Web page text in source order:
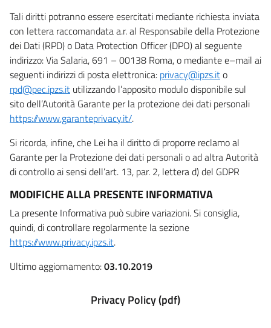
Tali diritti potranno essere esercitati mediante richiesta inviata
con lettera raccomandata a.r. al Responsabile della Protezione
dei Dati (RPD) o Data Protection Officer (DPO) al seguente
indirizzo: Via Salaria, 691 – 00138 Roma, o mediante e–mail ai
seguenti indirizzi di posta elettronica: privacy@ipzs.ito
rpd@pec.ipzs.it utilizzando l’apposito modulo disponibile sul
sito dell’Autorità Garante per la protezione dei dati personali
https://www.garanteprivacy.it/.
Si ricorda, infine, che Lei ha il diritto di proporre reclamo al
Garante per la Protezione dei dati personali o ad altra Autorità
di controllo ai sensi dell’art. 13, par. 2, lettera d) del GDPR
MODIFICHE ALLA PRESENTE INFORMATIVA
La presente Informativa può subire variazioni. Si consiglia,
quindi, di controllare regolarmente la sezione
https://www.privacy.ipzs.it.
Ultimo aggiornamento:03.10.2019
Privacy Policy (pdf)